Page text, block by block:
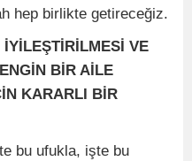
hep birlikte getireceğiz.
VE
BİR AİLE
KARARLI BİR
bu ufukla, işte bu